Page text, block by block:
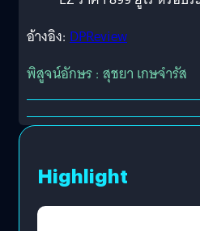
อ้างอิง: DPReview
พิสูจน์อักษร : สุชยา เกษจำรัส
Highlight